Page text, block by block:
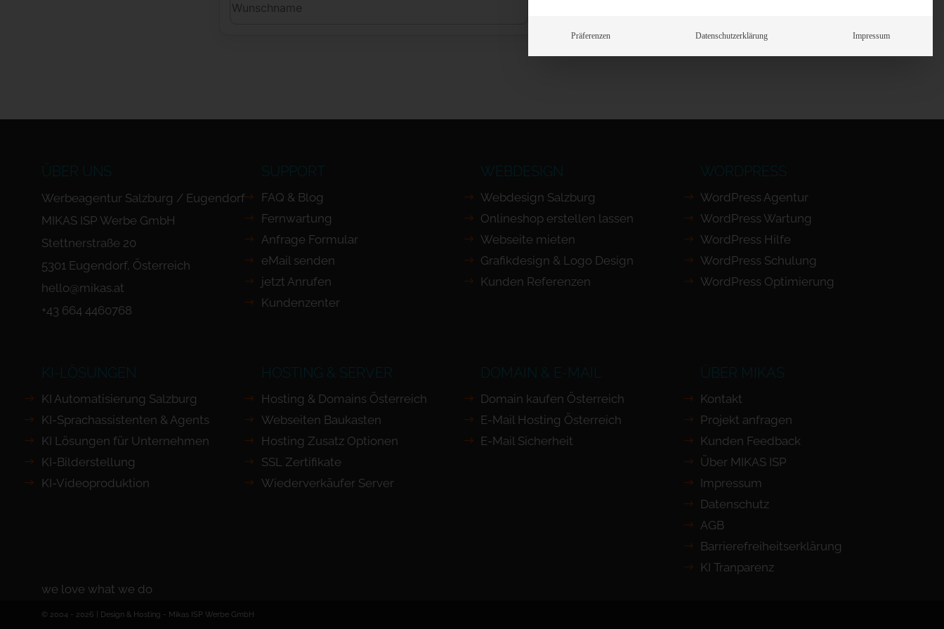
ÜBER UNS
Werbeagentur Salzburg / Eugendorf
MIKAS ISP Werbe GmbH
Stettnerstraße 20
5301 Eugendorf, Österreich
hello@mikas.at
+43 664 4460768
SUPPORT
FAQ & Blog
Fernwartung
Anfrage Formular
eMail senden
jetzt Anrufen
Kundenzenter
WEBDESIGN
Webdesign Salzburg
Onlineshop erstellen lassen
Webseite mieten
Grafikdesign & Logo Design
Kunden Referenzen
WORDPRESS
WordPress Agentur
WordPress Wartung
WordPress Hilfe
WordPress Schulung
WordPress Optimierung
KI-LÖSUNGEN
KI Automatisierung Salzburg
KI-Sprachassistenten & Agents
KI Lösungen für Unternehmen
KI-Bilderstellung
KI-Videoproduktion
HOSTING & SERVER
Hosting & Domains Österreich
Webseiten Baukasten
Hosting Zusatz Optionen
SSL Zertifikate
Wiederverkäufer Server
DOMAIN & E-MAIL
Domain kaufen Österreich
E-Mail Hosting Österreich
E-Mail Sicherheit
ÜBER MIKAS
Kontakt
Projekt anfragen
Kunden Feedback
Über MIKAS ISP
Impressum
Datenschutz
AGB
Barrierefreiheits­erklärung
KI Tranparenz
we love what we do
© 2004 - 2026 | Design & Hosting - Mikas ISP Werbe GmbH
Präferenzen Datenschutzerklärung Impressum